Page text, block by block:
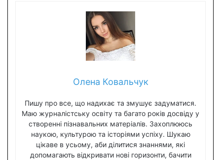
Олена Ковальчук
Пишу про все, що надихає та змушує задуматися.
Маю журналістську освіту та багато років досвіду у
створенні пізнавальних матеріалів. Захоплююсь
наукою, культурою та історіями успіху. Шукаю
цікаве в усьому, аби ділитися знаннями, які
допомагають відкривати нові горизонти, бачити